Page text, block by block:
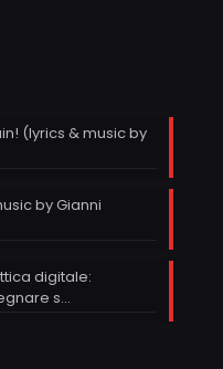
(lyrics & music by
by Gianni
digitale:
s…